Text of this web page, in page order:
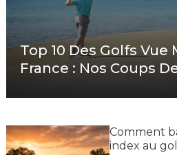
Top 10 Des Golfs Vue
France : Nos Coups
Comment
index au